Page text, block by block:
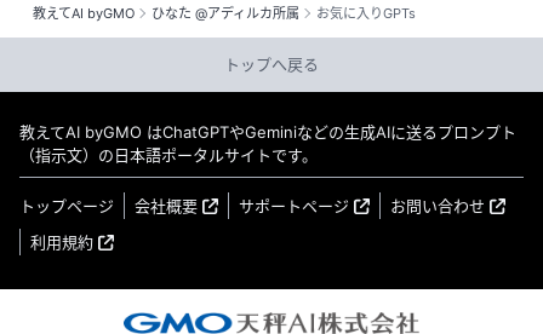
教えてAI byGMO ひなた @アディルカ所属 お気に入りGPTs
トップへ戻る
教えてAI byGMO はChatGPTやGeminiなどの生成AIに送るプロンプト
（指示文）の日本語ポータルサイトです。
トップページ 会社概要 サポートページ
お問い合わせ
利用規約